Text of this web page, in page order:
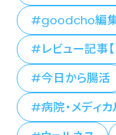
goodcho編
レビュー記事
今日から腸活
病院・メディ